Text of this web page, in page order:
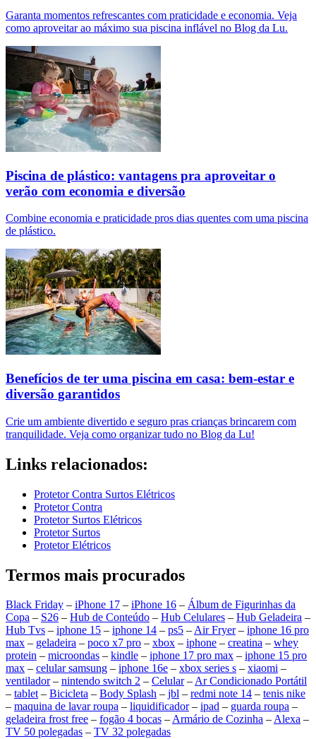
Garanta momentos refrescantes com praticidade e economia. Veja
como aproveitar ao máximo sua piscina inflável no Blog da Lu.
Piscina de plástico: vantagens pra aproveitar o
verão com economia e diversão
Combine economia e praticidade pros dias quentes com uma piscina
de plástico.
Benefícios de ter uma piscina em casa: bem-estar e
diversão garantidos
Crie um ambiente divertido e seguro pras crianças brincarem com
tranquilidade. Veja como organizar tudo no Blog da Lu!
Links relacionados:
Protetor Contra Surtos Elétricos
Protetor Contra
Protetor Surtos Elétricos
Protetor Surtos
Protetor Elétricos
Termos mais procurados
Black Friday – iPhone 17 – iPhone 16 – Álbum de Figurinhas da
Copa – S26 – Hub de Conteúdo – Hub Celulares – Hub Geladeira –
Hub Tvs – iphone 15 – iphone 14 – ps5 –Air Fryer– iphone 16 pro
max – geladeira – poco x7 pro – xbox – iphone – creatina – whey
protein – microondas – kindle – iphone 17 pro max – iphone 15 pro
max – celular samsung – iphone 16e – xbox series s – xiaomi –
ventilador– nintendo switch 2 – Celular–Ar Condicionado Portátil
– tablet– Bicicleta – Body Splash – jbl – redmi note 14 – tenis nike
– maquina de lavar roupa – liquidificador– ipad – guarda roupa –
geladeira frost free – fogão 4 bocas –Armário de Cozinha –Alexa –
TV 50 polegadas – TV 32 polegadas